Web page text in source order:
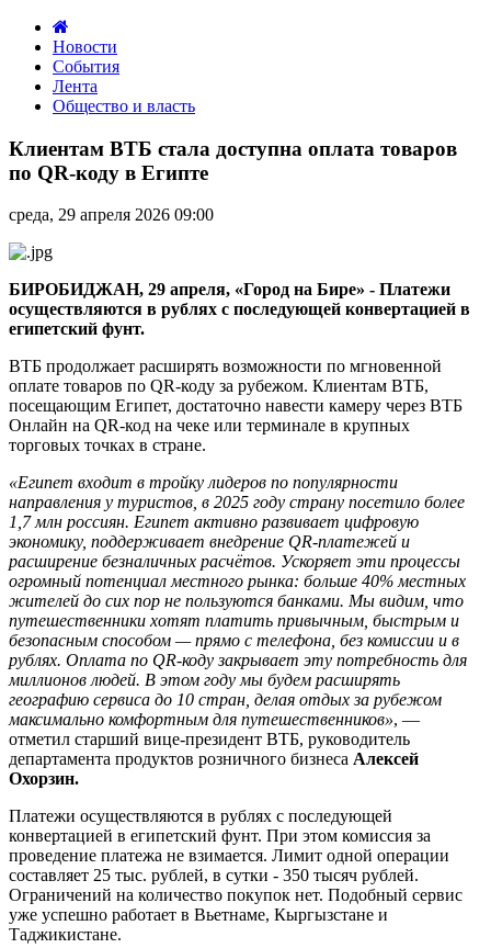
Новости
События
Лента
Общество и власть
ВТБ
стала
доступна
товаров
QR-
коду
в
Египте
Клиентам ВТБ стала доступна оплата товаров
по QR-коду в Египте
среда, 29 апреля 2026 09:00
БИРОБИДЖАН, 29 апреля, «Город на Бире» - Платежи
осуществляются в рублях с последующей конвертацией в
египетский фунт.
ВТБ продолжает расширять возможности по мгновенной
оплате товаров по QR-коду за рубежом. Клиентам ВТБ,
посещающим Египет, достаточно навести камеру через ВТБ
Онлайн на QR-код на чеке или терминале в крупных
торговых точках в стране.
«Египет входит в тройку лидеров по популярности
направления у туристов, в 2025 году страну посетило более
1,7 млн россиян. Египет активно развивает цифровую
экономику, поддерживает внедрение QR-платежей и
расширение безналичных расчётов. Ускоряет эти процессы
огромный потенциал местного рынка: больше 40% местных
жителей до сих пор не пользуются банками. Мы видим, что
путешественники хотят платить привычным, быстрым и
безопасным способом — прямо с телефона, без комиссии и в
рублях. Оплата по QR-коду закрывает эту потребность для
миллионов людей. В этом году мы будем расширять
географию сервиса до 10 стран, делая отдых за рубежом
максимально комфортным для путешественников», —
отметил старший вице-президент ВТБ, руководитель
департамента продуктов розничного бизнеса Алексей
Охорзин.
Платежи осуществляются в рублях с последующей
конвертацией в египетский фунт. При этом комиссия за
проведение платежа не взимается. Лимит одной операции
составляет 25 тыс. рублей, в сутки - 350 тысяч рублей.
Ограничений на количество покупок нет. Подобный сервис
уже успешно работает в Вьетнаме, Кыргызстане и
Таджикистане.